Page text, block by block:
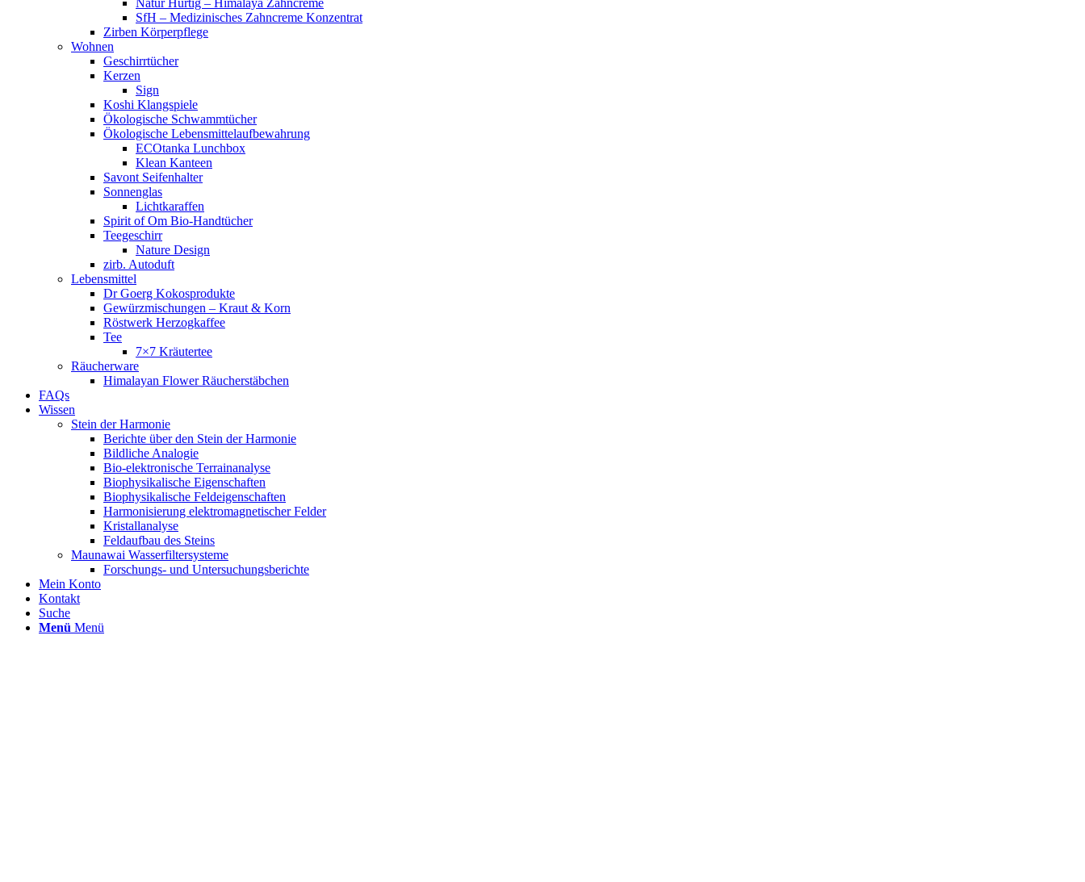
Natur Hurtig – Himalaya Zahncreme
SfH – Medizinisches Zahncreme Konzentrat
Zirben Körperpflege
Wohnen
Geschirrtücher
Kerzen
Sign
Koshi Klangspiele
Ökologische Schwammtücher
Ökologische Lebensmittelaufbewahrung
ECOtanka Lunchbox
Klean Kanteen
Savont Seifenhalter
Sonnenglas
Lichtkaraffen
Spirit of Om Bio-Handtücher
Teegeschirr
Nature Design
zirb. Autoduft
Lebensmittel
Dr Goerg Kokosprodukte
Gewürzmischungen – Kraut & Korn
Röstwerk Herzogkaffee
Tee
7×7 Kräutertee
Räucherware
Himalayan Flower Räucherstäbchen
FAQs
Wissen
Stein der Harmonie
Berichte über den Stein der Harmonie
Bildliche Analogie
Bio-elektronische Terrainanalyse
Biophysikalische Eigenschaften
Biophysikalische Feldeigenschaften
Harmonisierung elektromagnetischer Felder
Kristallanalyse
Feldaufbau des Steins
Maunawai Wasserfiltersysteme
Forschungs- und Untersuchungsberichte
Mein Konto
Kontakt
Suche
Menü Menü